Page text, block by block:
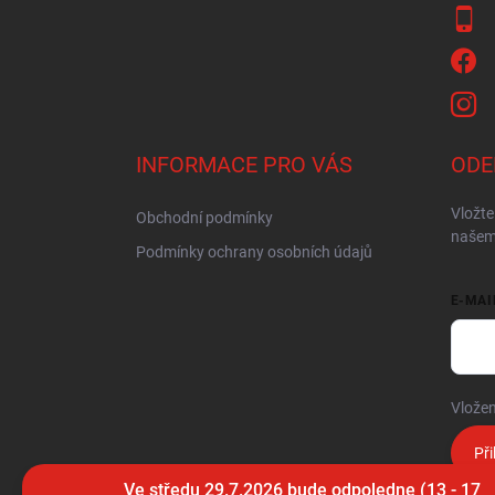
Ve středu 29.7.2026 bude odpoledne (13 - 17
INFORMACE PRO VÁS
Obchodní podmínky
Podmínky ochrany osobních údajů
E-